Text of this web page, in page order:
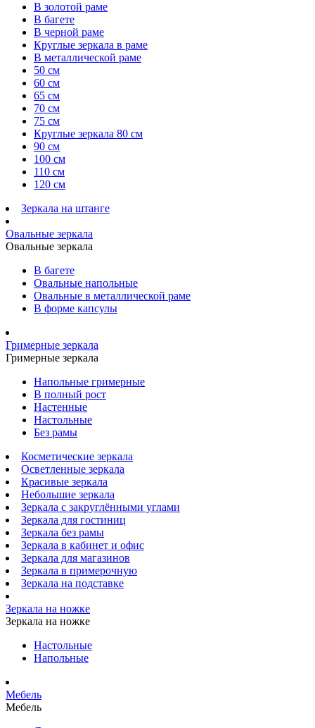
В золотой раме
В багете
В черной раме
Круглые зеркала в раме
В металлической раме
50 см
60 см
65 см
70 см
75 см
Круглые зеркала 80 см
90 см
100 см
110 см
120 см
Зеркала на штанге
Овальные зеркала
Овальные зеркала
В багете
Овальные напольные
Овальные в металлической раме
В форме капсулы
Гримерные зеркала
Гримерные зеркала
Напольные гримерные
В полный рост
Настенные
Настольные
Без рамы
Косметические зеркала
Осветленные зеркала
Красивые зеркала
Небольшие зеркала
Зеркала с закруглёнными углами
Зеркала для гостиниц
Зеркала без рамы
Зеркала в кабинет и офис
Зеркала для магазинов
Зеркала в примерочную
Зеркала на подставке
Зеркала на ножке
Зеркала на ножке
Настольные
Напольные
Мебель
Мебель